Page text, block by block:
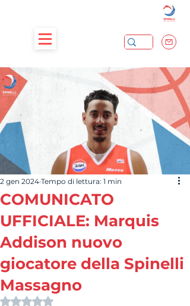
COMUNICATO
UFFICIALE: Marquis
Addison nuovo
giocatore della Spinelli
Massagno
2 gen 2024 Tempo di lettura: 1 min
Valutazione NaN stelle su 5.